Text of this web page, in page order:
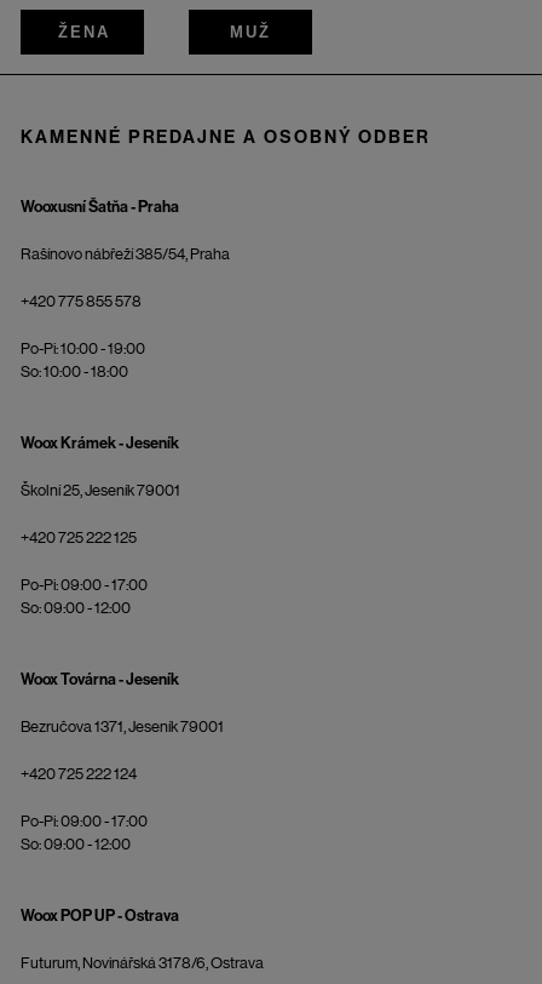
ŽENA MUŽ
KAMENNÉ PREDAJNE A OSOBNÝ ODBER
Wooxusní Šatňa - Praha
Rašínovo nábřeží 385/54, Praha
+420 775 855 578
Po-Pi: 10:00 - 19:00
So: 10:00 - 18:00
Woox Krámek - Jeseník
Školní 25, Jeseník 79001
+420 725 222 125
Po-Pi: 09:00 - 17:00
So: 09:00 - 12:00
Woox Továrna - Jeseník
Bezručova 1371, Jeseník 79001
+420 725 222 124
Po-Pi: 09:00 - 17:00
So: 09:00 - 12:00
Woox POP UP - Ostrava
Futurum, Novinářská 3178/6, Ostrava